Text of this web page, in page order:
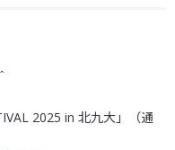
2025 in 北九大」（通